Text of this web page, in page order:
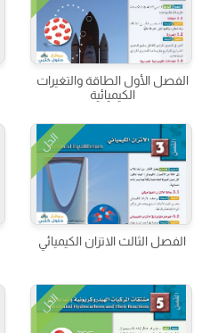
الفصل الأول الطاقة والتغيرات
الكيميائية
الحل
الفصل الثالث الاتزان الكيميائي
الحل